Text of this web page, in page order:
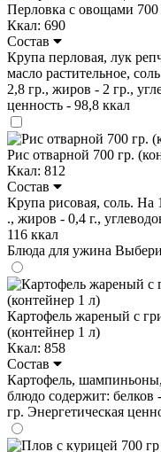
Перловка с овощами 700
Ккал: 690
Состав
Крупа перловая, лук
масло растительное,
2,8 гр., жиров - 2 гр.,
ценность - 98,8 ккал
Рис отварной 700 гр.
Ккал: 812
Состав
Крупа рисовая, соль. На
., жиров - 0,4 г.,
116 ккал
Блюда для ужина
Картофель жареный с
(контейнер 1 л)
Ккал: 858
Состав
Картофель,
блюдо содержит: белков
гр. Энергетическая